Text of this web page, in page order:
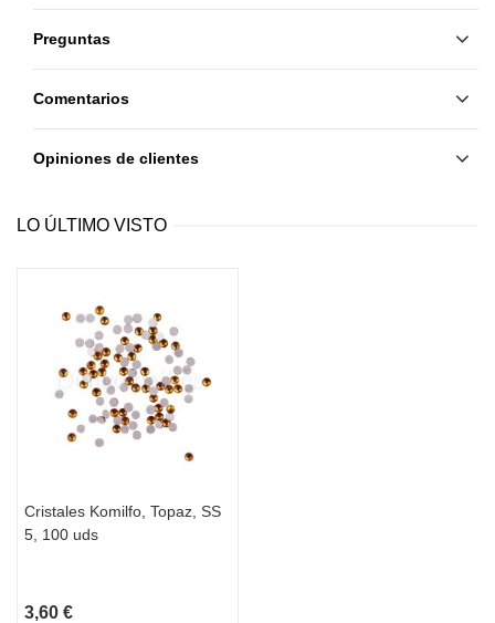
Preguntas
Comentarios
Opiniones de clientes
LO ÚLTIMO VISTO
Cristales Komilfo, Topaz, SS
5, 100 uds
3,60 €